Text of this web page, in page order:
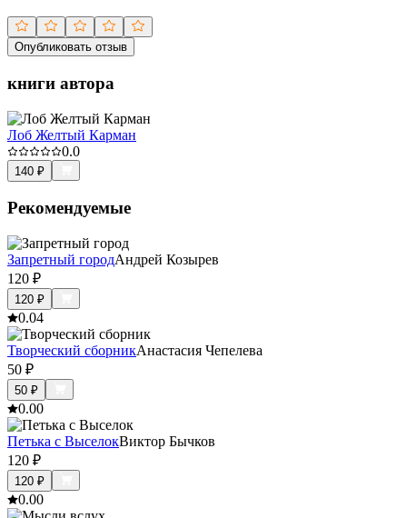
Опубликовать отзыв
книги автора
Лоб Желтый Карман
0.0
140 ₽
Рекомендуемые
Запретный городАндрей Козырев
120 ₽
120 ₽
0.04
Творческий сборникАнастасия Чепелева
50 ₽
50 ₽
0.00
Петька с ВыселокВиктор Бычков
120 ₽
120 ₽
0.00